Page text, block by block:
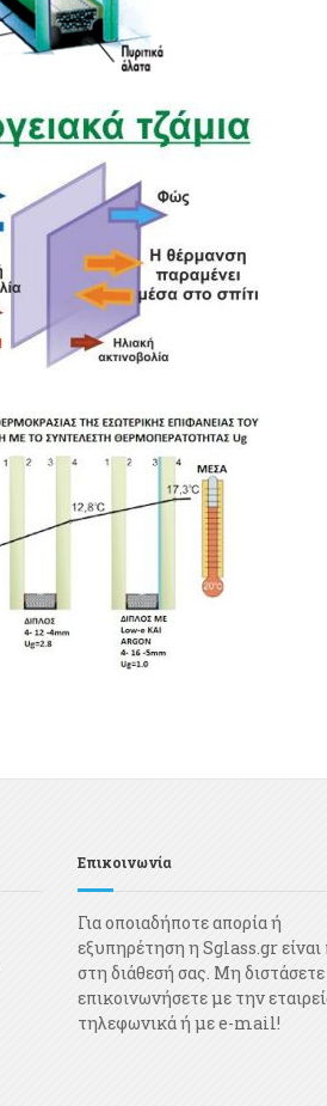
Επικοινωνία
Για οποιαδήποτε απορία ή
εξυπηρέτηση η Sglass.gr είναι
στη διάθεσή σας. Μη
επικοινωνήσετε με την
τηλεφωνικά ή με e-mail!